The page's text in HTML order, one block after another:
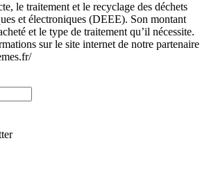
le traitement et le recyclage des déchets
et électroniques (DEEE). Son montant
et le type de traitement qu’il nécessite.
sur le site internet de notre partenaire